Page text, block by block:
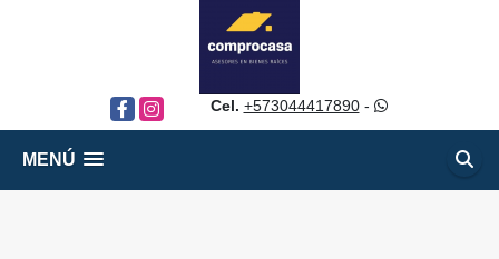
FacebookInstagram Cel. +573044417890-
MENÚ